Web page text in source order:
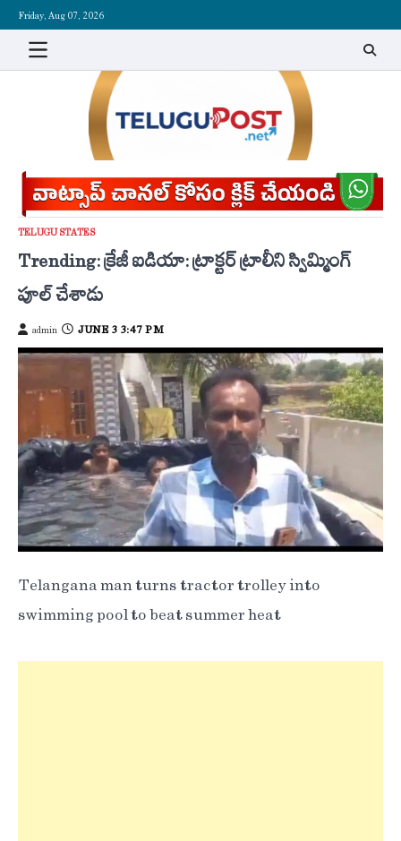
Skip
content
Friday, Aug 07, 2026
TELUGU STATES
Trending: క్రేజీ ఐడియా: ట్రాక్టర్ ట్రాలీని స్విమ్మింగ్
పూల్ చేశాడు
admin JUNE 3 3:47 PM
Telangana man turns tractor trolley into
swimming pool to beat summer heat